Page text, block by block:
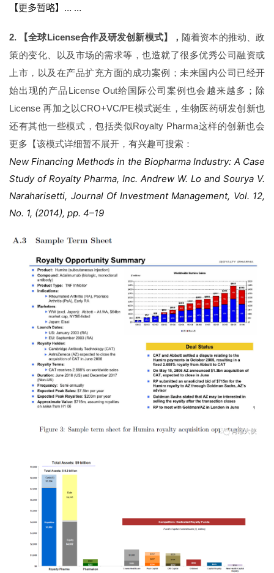
【更多暂略】… …
2. 【全球License合作及研发创新模式】， 随着资本的推动、政
策的变化、以及市场的需求等，也造就了很多优秀公司融资或
上市，以及在产品扩充方面的成功案例； 未来国内公司已经开
始出现的产品License Out给国际公司案例也会越来越多；除
License 再加之以CRO+VC/PE模式诞生，生物医药研发创新也
还有其他一些模式，包括类似Royalty Pharma这样的创新也会
更多【该模式详细暂不展开，有兴趣可搜索：
New Financing Methods in the Biopharma Industry: A Case
Study of Royalty Pharma, Inc. Andrew W. Lo and Sourya V.
Naraharisetti, Journal Of Investment Management, Vol. 12,
No. 1, (2014), pp. 4–19